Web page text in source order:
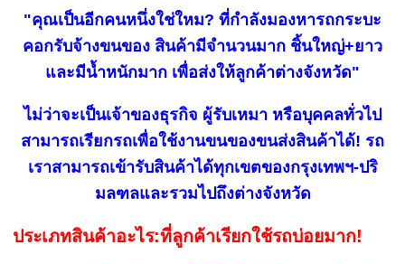
"คุณเป็นอีกคนหนึ่งใช่ใหม? ที่กำลังมองหารถกระบะ
คอกรับจ้างขนของ สินค้ามีจำนวนมาก ชิ้นใหญ่+ยาว
และมีน้ำหนักมาก เพื่อส่งให้ลูกค้าต่างจังหวัด"
ไม่ว่าจะเป็นเจ้าของธุรกิจ ผู้รับเหมา หรือบุคคลทั่วไป
สามารถเรียกรถเพื่อใช้งานขนของขนส่งสินค้าได้! รถ
เราสามารถเข้ารับสินค้าได้ทุกเขตของกรุงเทพฯ-ปริ
มลฑลและรวมไปถึงต่างจังหวัด
ประเภทสินค้าอะไร:ที่ลูกค้าเรียกใช้รถบ่อยมาก!